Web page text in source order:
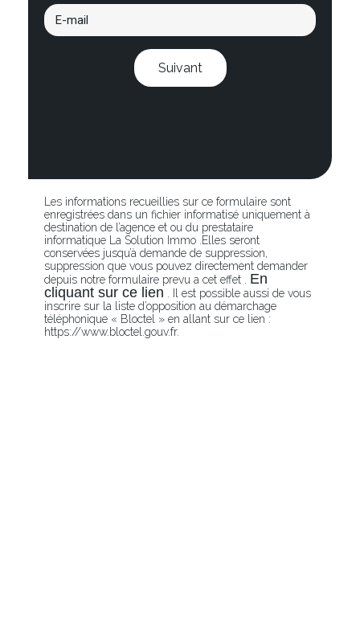
Suivant
Les informations recueillies sur ce formulaire sont
enregistrées dans un fichier informatisé uniquement à
destination de l’agence et ou du prestataire
informatique La Solution Immo .Elles seront
conservées jusqu’à demande de suppression,
suppression que vous pouvez directement demander
depuis notre formulaire prevu a cet effet . En
cliquant sur ce lien . Il est possible aussi de vous
inscrire sur la liste d’opposition au démarchage
téléphonique « Bloctel » en allant sur ce lien :
https://www.bloctel.gouv.fr.